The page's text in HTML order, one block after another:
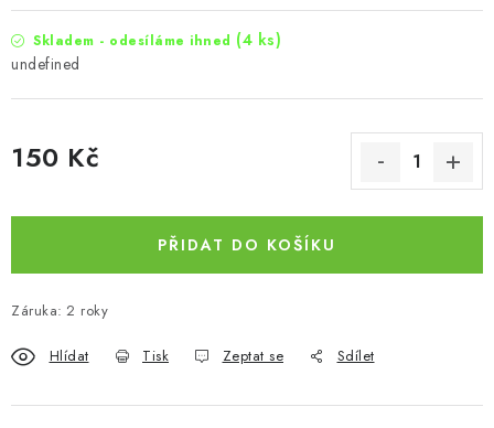
Skladem - odesíláme ihned (4 ks)
undefined
150 Kč
PŘIDAT DO KOŠÍKU
Záruka: 2 roky
Tisk Zeptat se
Hlídat Sdílet